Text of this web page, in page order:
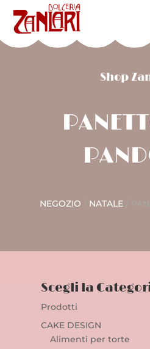
Shop
NEGOZIO / NATALE /
Scegli la
Prodotti
CAKE DESIGN
Alimenti per torte